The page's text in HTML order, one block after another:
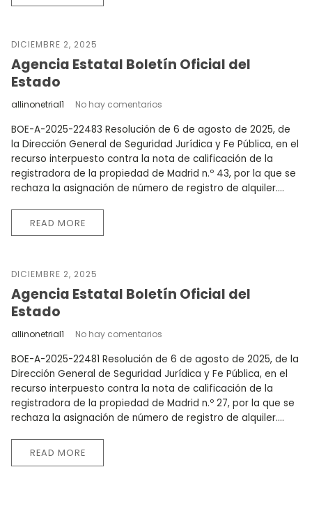
DICIEMBRE 2, 2025
Agencia Estatal Boletín Oficial del
Estado
allinonetrial1 No hay comentarios
BOE-A-2025-22483 Resolución de 6 de agosto de 2025, de
la Dirección General de Seguridad Jurídica y Fe Pública, en el
recurso interpuesto contra la nota de calificación de la
registradora de la propiedad de Madrid n.º 43, por la que se
rechaza la asignación de número de registro de alquiler....
READ MORE
DICIEMBRE 2, 2025
Agencia Estatal Boletín Oficial del
Estado
allinonetrial1 No hay comentarios
BOE-A-2025-22481 Resolución de 6 de agosto de 2025, de la
Dirección General de Seguridad Jurídica y Fe Pública, en el
recurso interpuesto contra la nota de calificación de la
registradora de la propiedad de Madrid n.º 27, por la que se
rechaza la asignación de número de registro de alquiler....
READ MORE